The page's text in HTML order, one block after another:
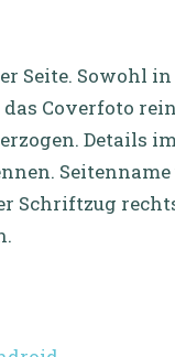
Seite. Sowohl
Coverfoto
Details
Schriftzug